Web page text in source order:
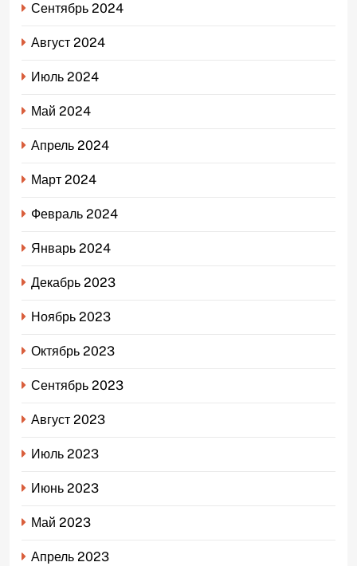
Сентябрь 2024
Август 2024
Июль 2024
Май 2024
Апрель 2024
Март 2024
Февраль 2024
Январь 2024
Декабрь 2023
Ноябрь 2023
Октябрь 2023
Сентябрь 2023
Август 2023
Июль 2023
Июнь 2023
Май 2023
Апрель 2023